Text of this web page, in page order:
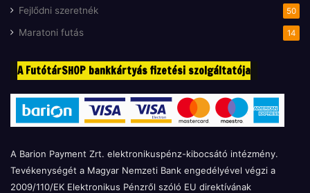
Fejlődni szeretnék 50
Maratoni futás 14
A FutótárSHOP bankkártyás fizetési szolgáltatója
A Barion Payment Zrt. elektronikuspénz-kibocsátó intézmény.
Tevékenységét a Magyar Nemzeti Bank engedélyével végzi a
2009/110/EK Elektronikus Pénzről szóló EU direktívának